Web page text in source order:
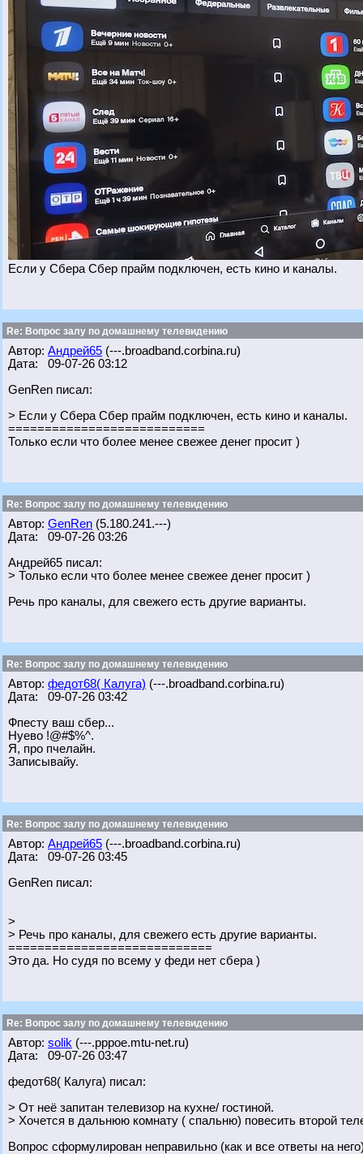
Если у Сбера Сбер прайм подключен, есть кино и каналы.
Re: Вопрос залу по домашнему телевидению
Автор: Андрей65 (---.broadband.corbina.ru)
Дата: 09-07-26 03:12
GenRen писал:
> Если у Сбера Сбер прайм подключен, есть кино и каналы.
===========================
Только если что более менее свежее денег просит )
Re: Вопрос залу по домашнему телевидению
Автор: GenRen (5.180.241.---)
Дата: 09-07-26 03:26
Андрей65 писал:
> Только если что более менее свежее денег просит )
Речь про каналы, для свежего есть другие варианты.
Re: Вопрос залу по домашнему телевидению
Автор: федот68( Калуга) (---.broadband.corbina.ru)
Дата: 09-07-26 03:42
Фпесту ваш сбер...
Нуево !@#$%^.
Я, про пчелайн.
Записывайу.
Re: Вопрос залу по домашнему телевидению
Автор: Андрей65 (---.broadband.corbina.ru)
Дата: 09-07-26 03:45
GenRen писал:
>
> Речь про каналы, для свежего есть другие варианты.
============================
Это да. Но судя по всему у феди нет сбера )
Re: Вопрос залу по домашнему телевидению
Автор: solik (---.pppoe.mtu-net.ru)
Дата: 09-07-26 03:47
федот68( Калуга) писал:
> От неё запитан телевизор на кухне/ гостиной.
> Хочется в дальнюю комнату ( спальню) повесить второй
Вопрос сформулирован неправильно (как и все ответы на